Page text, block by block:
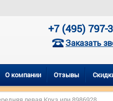
+7 (495) 797-
Заказать
О компании Отзывы